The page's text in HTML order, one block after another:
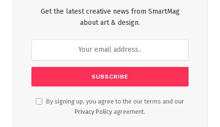
Get the latest creative news from SmartMag
about art & design.
By signing up, you agree to the our terms and our
Privacy Policy agreement.